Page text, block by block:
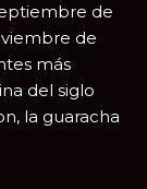
de
de
más
del siglo
la guaracha